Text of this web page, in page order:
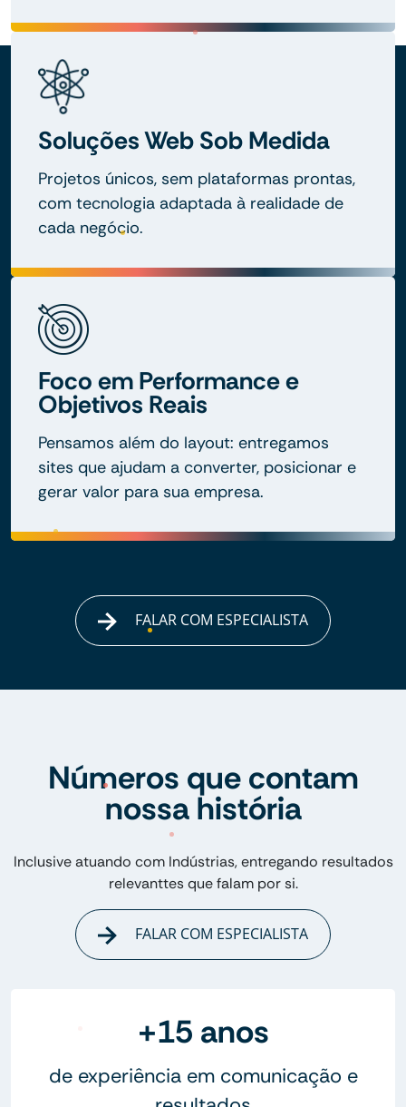
Soluções Web Sob Medida
Projetos únicos, sem plataformas prontas,
com tecnologia adaptada à realidade de
cada negócio.
Foco em Performance e
Objetivos Reais
Pensamos além do layout: entregamos
sites que ajudam a converter, posicionar e
gerar valor para sua empresa.
FALAR COM ESPECIALISTA
Números que contam
nossa história
Inclusive atuando com Indústrias, entregando resultados
relevanttes que falam por si.
FALAR COM ESPECIALISTA
+15 anos
de experiência em comunicação e